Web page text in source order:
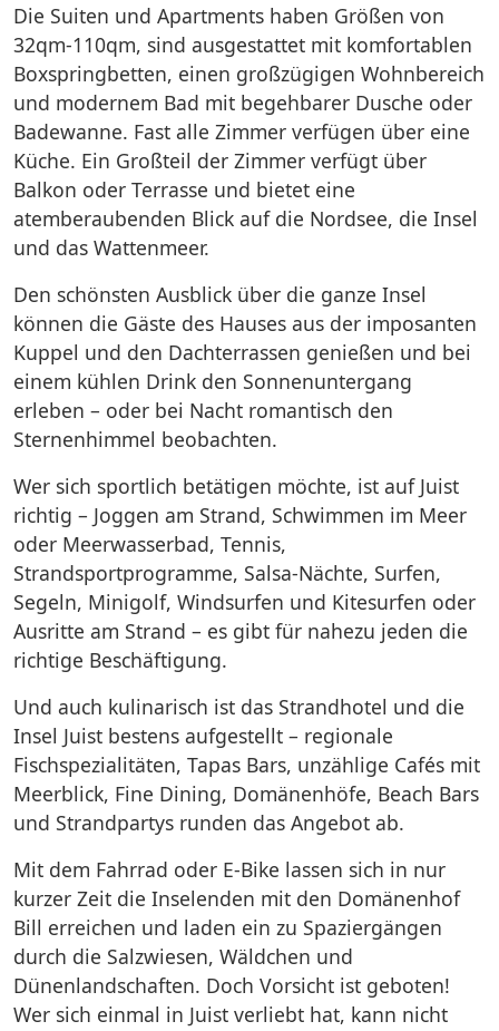
Die Suiten und Apartments haben Größen von
32qm-110qm, sind ausgestattet mit komfortablen
Boxspringbetten, einen großzügigen Wohnbereich
und modernem Bad mit begehbarer Dusche oder
Badewanne. Fast alle Zimmer verfügen über eine
Küche. Ein Großteil der Zimmer verfügt über
Balkon oder Terrasse und bietet eine
atemberaubenden Blick auf die Nordsee, die Insel
und das Wattenmeer.
Den schönsten Ausblick über die ganze Insel
können die Gäste des Hauses aus der imposanten
Kuppel und den Dachterrassen genießen und bei
einem kühlen Drink den Sonnenuntergang
erleben – oder bei Nacht romantisch den
Sternenhimmel beobachten.
Wer sich sportlich betätigen möchte, ist auf Juist
richtig – Joggen am Strand, Schwimmen im Meer
oder Meerwasserbad, Tennis,
Strandsportprogramme, Salsa-Nächte, Surfen,
Segeln, Minigolf, Windsurfen und Kitesurfen oder
Ausritte am Strand – es gibt für nahezu jeden die
richtige Beschäftigung.
Und auch kulinarisch ist das Strandhotel und die
Insel Juist bestens aufgestellt – regionale
Fischspezialitäten, Tapas Bars, unzählige Cafés mit
Meerblick, Fine Dining, Domänenhöfe, Beach Bars
und Strandpartys runden das Angebot ab.
Mit dem Fahrrad oder E-Bike lassen sich in nur
kurzer Zeit die Inselenden mit den Domänenhof
Bill erreichen und laden ein zu Spaziergängen
durch die Salzwiesen, Wäldchen und
Dünenlandschaften. Doch Vorsicht ist geboten!
Wer sich einmal in Juist verliebt hat, kann nicht